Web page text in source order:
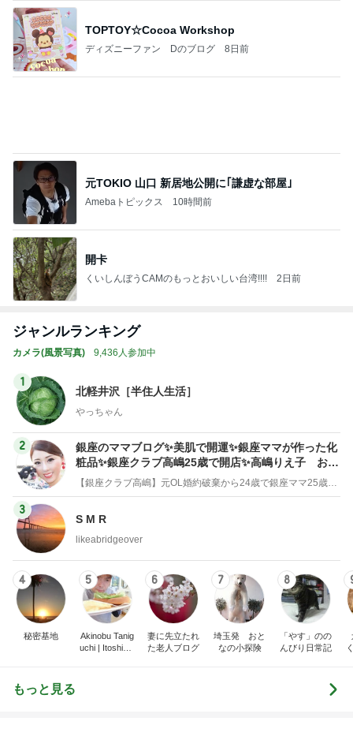
TOPTOY☆Cocoa Workshop
ディズニーファン Dのブログ 8日前
開卡
くいしんぼうCAMのもっとおいしい台湾!!!!
ジャンルランキング
カメラ(風景写真) 9,436人参加中
やっちゃん
粧品✨銀座クラブ高嶋25歳で開店✨高嶋りえ子 お着
物でエルメス バーキン コーデ
3
S M R
likeabridgeover
4
秘密基地
Akinobu Tanig
uchi | Itoshima
Landscape Ph
otographer
妻に先立たれ
た老人ブログ
埼玉発 おと
なの小探険
「やす」のの
んびり日常記
もっと見る